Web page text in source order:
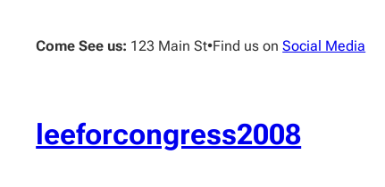
contentCome See us: 123 Main St•Find us onSocial Media
leeforcongress2008